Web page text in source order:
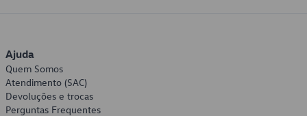
Ajuda
Quem Somos
Atendimento (SAC)
Devoluções e trocas
Perguntas Frequentes